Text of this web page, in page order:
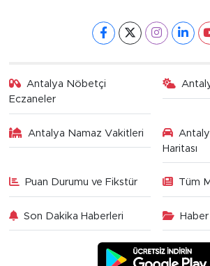
Antalya Nöbetçi
Eczaneler
Antalya Namaz Vakitleri
Haritası
Puan Durumu ve Fikstür Tüm
Son Dakika Haberleri